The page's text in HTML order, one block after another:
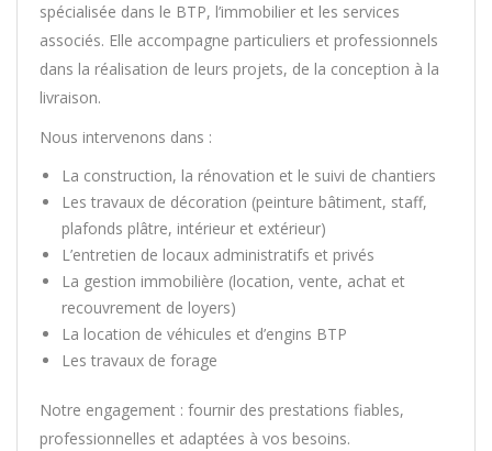
spécialisée dans le BTP, l’immobilier et les services
associés. Elle accompagne particuliers et professionnels
dans la réalisation de leurs projets, de la conception à la
livraison.
Nous intervenons dans :
La construction, la rénovation et le suivi de chantiers
Les travaux de décoration (peinture bâtiment, staff,
plafonds plâtre, intérieur et extérieur)
L’entretien de locaux administratifs et privés
La gestion immobilière (location, vente, achat et
recouvrement de loyers)
La location de véhicules et d’engins BTP
Les travaux de forage
Notre engagement : fournir des prestations fiables,
professionnelles et adaptées à vos besoins.